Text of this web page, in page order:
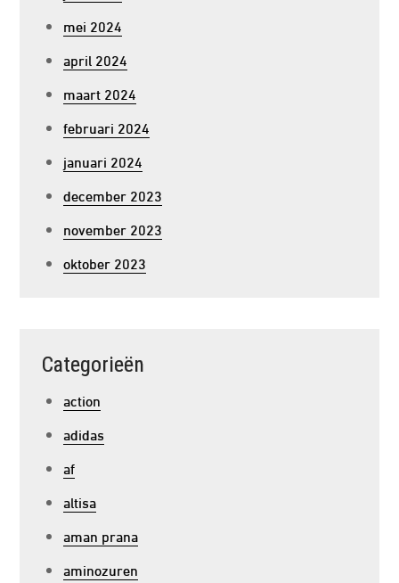
mei 2024
april 2024
maart 2024
februari 2024
januari 2024
december 2023
november 2023
oktober 2023
Categorieën
action
adidas
af
altisa
aman prana
aminozuren